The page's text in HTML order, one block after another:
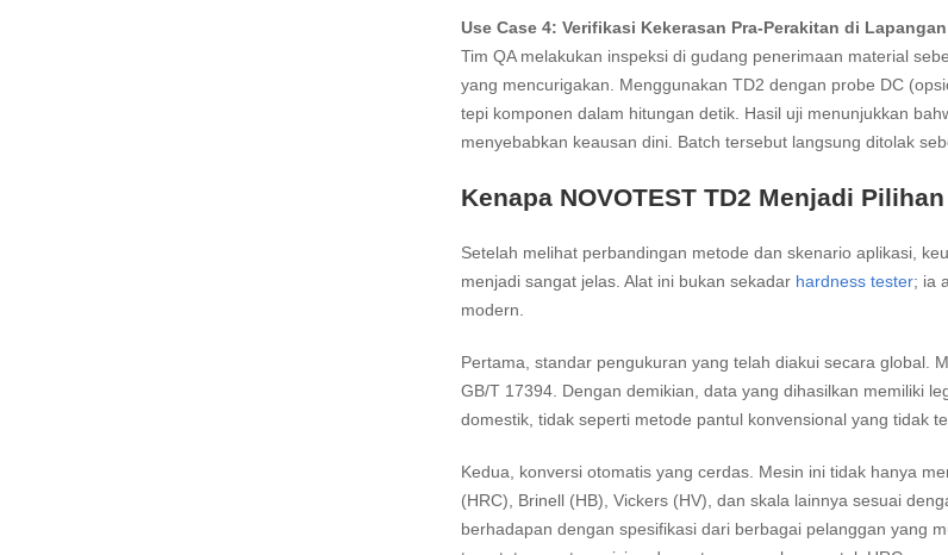
Use Case 4: Verifikasi Kekerasan Pra-Perakitan di Lapangan
Tim QA melakukan inspeksi di gudang penerimaan material
yang mencurigakan. Menggunakan TD2 dengan probe DC
tepi komponen dalam hitungan detik. Hasil uji menunjukkan
menyebabkan keausan dini. Batch tersebut langsung ditolak
Kenapa NOVOTEST TD2 Menjadi
Setelah melihat perbandingan metode dan skenario aplikasi,
menjadi sangat jelas. Alat ini bukan sekadar hardness tester; ia
modern.
Pertama, standar pengukuran yang telah diakui secara global.
GB/T 17394. Dengan demikian, data yang dihasilkan memiliki
domestik, tidak seperti metode pantul konvensional yang tidak
Kedua, konversi otomatis yang cerdas. Mesin ini tidak hanya
(HRC), Brinell (HB), Vickers (HV), dan skala lainnya sesuai
berhadapan dengan spesifikasi dari berbagai pelanggan yang